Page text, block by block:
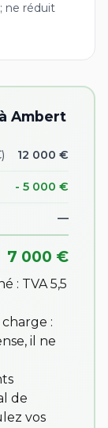
ne réduit
Ambert
12 000 €
- 5 000 €
—
7 000 €
: TVA 5,5
:
il ne
de
vos